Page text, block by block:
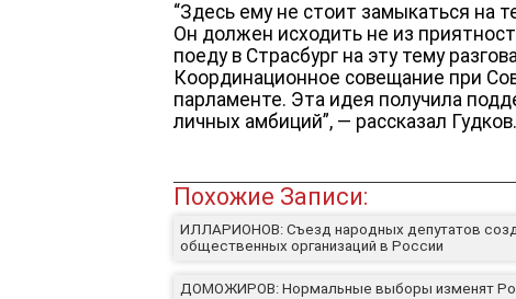
“Здесь ему не стоит замыкаться на
Он должен исходить не из
поеду в Страсбург на эту тему
Координационное совещание при
парламенте. Эта идея получила
личных амбиций”, — рассказал Гудков.
Похожие Записи:
ИЛЛАРИОНОВ: Съезд народных депутатов
общественных организаций в России
ДОМОЖИРОВ: Нормальные выборы изменят